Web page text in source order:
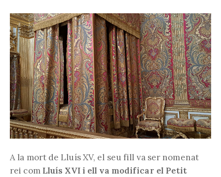
A la mort de Lluís XV, el seu fill va ser nomenat
rei com Lluís XVI i ell va modificar el Petit